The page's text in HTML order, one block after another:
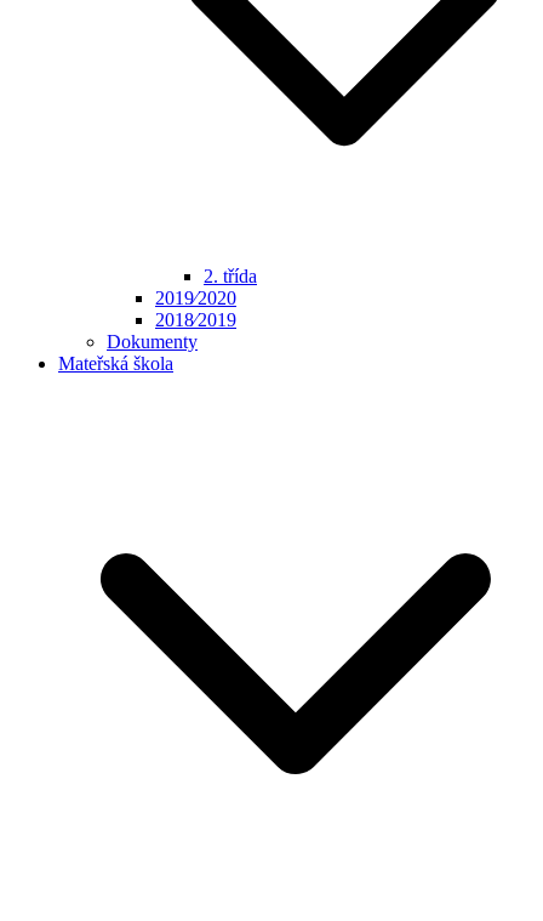
2. třída
2019⁄2020
2018⁄2019
Dokumenty
Mateřská škola